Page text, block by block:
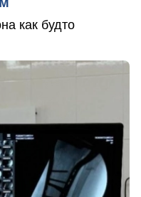
как будто